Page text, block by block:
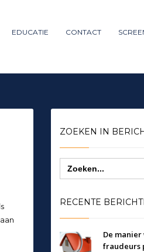
Mon-Fri 9:00AM - 6:00AM
EDUCATIE CONTACT
ZOEKEN IN
Zoek
naar:
RECENTE
De
fraudeurs